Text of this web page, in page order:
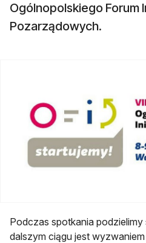
Ogólnopolskiego Forum
Pozarządowych.
Podczas spotkania podzielimy
dalszym ciągu jest